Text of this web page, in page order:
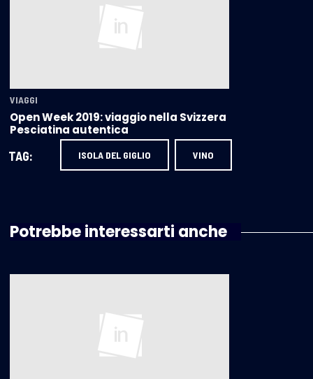
VIAGGI
Open Week 2019: viaggio nella Svizzera
Pesciatina autentica
TAG: ISOLA DEL GIGLIO VINO
Potrebbe interessarti anche